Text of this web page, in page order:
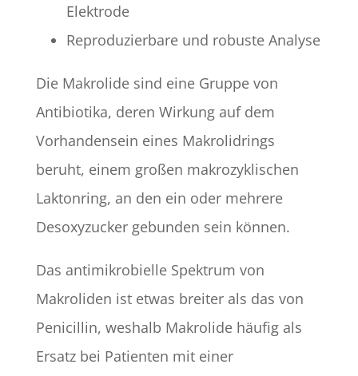
Elektrode
Reproduzierbare und robuste Analyse
Die Makrolide sind eine Gruppe von
Antibiotika, deren Wirkung auf dem
Vorhandensein eines Makrolidrings
beruht, einem großen makrozyklischen
Laktonring, an den ein oder mehrere
Desoxyzucker gebunden sein können.
Das antimikrobielle Spektrum von
Makroliden ist etwas breiter als das von
Penicillin, weshalb Makrolide häufig als
Ersatz bei Patienten mit einer